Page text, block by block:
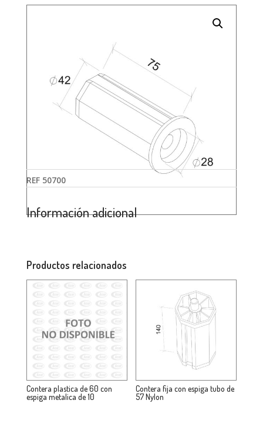
REF 50700
Información adicional
Productos relacionados
Contera plastica de 60 con
espiga metalica de 10
Contera fija con espiga tubo de
57 Nylon